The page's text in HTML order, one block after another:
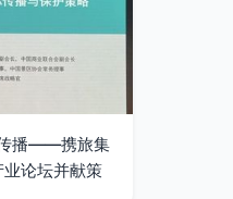
传播——携旅集
论坛并献策